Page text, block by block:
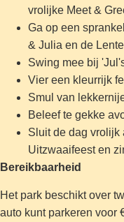
vrolijke Meet &
Ga op een
& Julia en de
Swing mee bij
Vier een kleurrijk
Smul van
Beleef te gekke
Sluit de dag vrolijk
Uitzwaaifeest en
Bereikbaarheid
Het park beschikt over
auto kunt parkeren voor